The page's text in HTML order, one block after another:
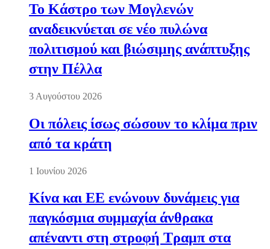
Το Κάστρο των Μογλενών
αναδεικνύεται σε νέο πυλώνα
πολιτισμού και βιώσιμης ανάπτυξης
στην Πέλλα
3 Αυγούστου 2026
Οι πόλεις ίσως σώσουν το κλίμα πριν
από τα κράτη
1 Ιουνίου 2026
Κίνα και ΕΕ ενώνουν δυνάμεις για
παγκόσμια συμμαχία άνθρακα
απέναντι στη στροφή Τραμπ στα